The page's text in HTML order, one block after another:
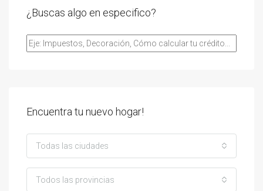
¿Buscas algo en especifico?
Encuentra tu nuevo hogar!
Todas las ciudades
Todos las provincias